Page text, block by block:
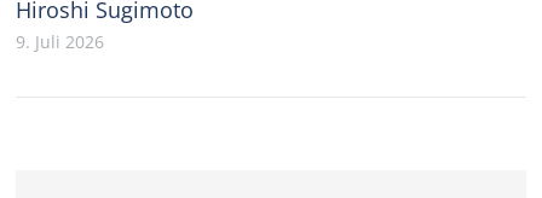
Hiroshi Sugimoto
9. Juli 2026